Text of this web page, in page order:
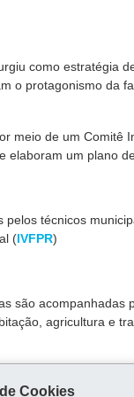
como estratégia
o protagonismo da
meio de um Comitê
elaboram um plano
pelos técnicos
(IVFPR)
são
agricultura e
Cookies